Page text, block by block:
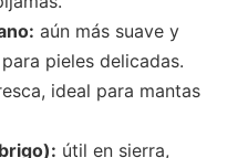
aún más suave y
pieles delicadas.
ideal para mantas
útil en sierra,